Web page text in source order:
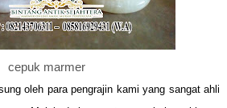
cepuk marmer
oleh para pengrajin kami yang sangat ahli